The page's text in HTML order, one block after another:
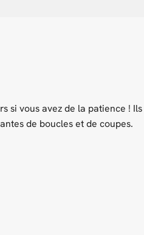
si vous avez de la patience !
de boucles et de coupes.